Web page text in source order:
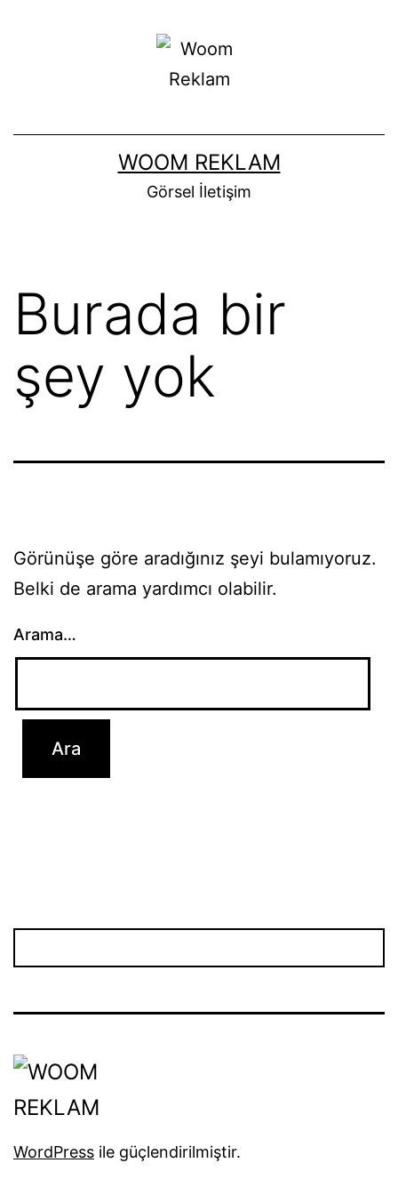
WOOM REKLAM
Görsel İletişim
Burada bir
şey yok
Görünüşe göre aradığınız şeyi bulamıyoruz.
Belki de arama yardımcı olabilir.
Arama…
WordPress ile güçlendirilmiştir.